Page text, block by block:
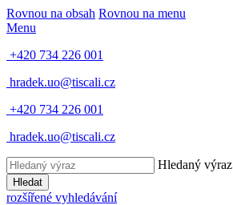
Rovnou na obsah Rovnou na menu
Menu
+420 734 226 001
hradek.uo@tiscali.cz
+420 734 226 001
hradek.uo@tiscali.cz
Hledaný výraz
Hledat
rozšířené vyhledávání